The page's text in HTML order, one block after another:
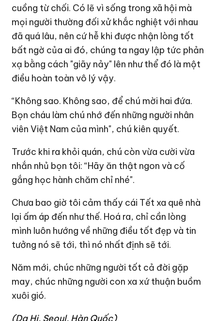
cuồng từ chối. Có lẽ vì sống trong xã hội mà
mọi người thường đối xử khắc nghiệt với nhau
đã quá lâu, nên cứ hễ khi được nhận lòng tốt
bất ngờ của ai đó, chúng ta ngay lập tức phản
xạ bằng cách "giãy nảy" lên như thể đó là một
điều hoàn toàn vô lý vậy.
“Không sao. Không sao, để chú mời hai đứa.
Bọn cháu làm chú nhớ đến những người nhân
viên Việt Nam của mình", chú kiên quyết.
Trước khi ra khỏi quán, chú còn vừa cười vừa
nhắn nhủ bọn tôi: “Hãy ăn thật ngon và cố
gắng học hành chăm chỉ nhé".
Chưa bao giờ tôi cảm thấy cái Tết xa quê nhà
lại ấm áp đến như thế. Hoá ra, chỉ cần lòng
mình luôn hướng về những điều tốt đẹp và tin
tưởng nó sẽ tới, thì nó nhất định sẽ tới.
Năm mới, chúc những người tốt cả đời gặp
may, chúc những người con xa xứ thuận buồm
xuôi gió.
(Dạ Hi, Seoul, Hàn Quốc)